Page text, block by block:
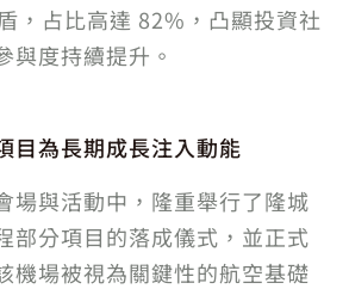
，占比高達 82%，凸顯投資社
與度持續提升。
目為長期成長注入動能
場與活動中，隆重舉行了隆城
部分項目的落成儀式，並正式
機場被視為關鍵性的航空基礎